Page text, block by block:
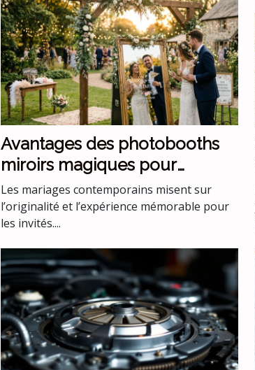
Avantages des photobooths
miroirs magiques pour
mariages uniques
Les mariages contemporains misent sur
l’originalité et l’expérience mémorable pour
les invités....